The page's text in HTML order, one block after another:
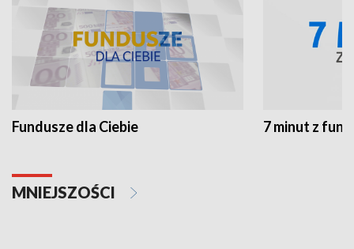
Fundusze dla Ciebie 7 minut z
MNIEJSZOŚCI